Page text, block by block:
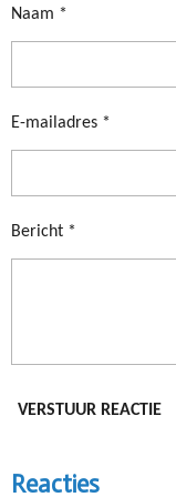
Naam *
E-mailadres *
Bericht *
VERSTUUR REACTIE
Reacties